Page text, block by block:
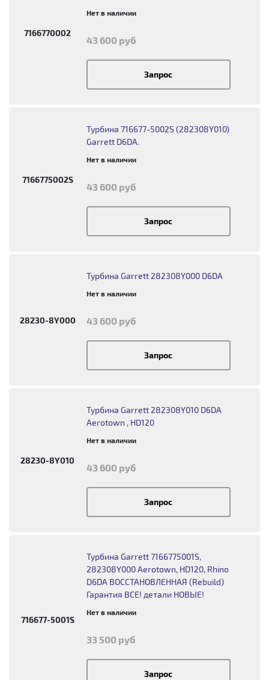
7166770002
Нет в наличии
43 600 руб
Запрос
7166775002S
Турбина 716677-5002S (282308Y010)
Garrett D6DA.
Нет в наличии
43 600 руб
Запрос
28230-8Y000
Турбина Garrett 282308Y000 D6DA
Нет в наличии
43 600 руб
Запрос
28230-8Y010
Турбина Garrett 282308Y010 D6DA
Aerotown , HD120
Нет в наличии
43 600 руб
Запрос
716677-5001S
Турбина Garrett 7166775001S,
282308Y000 Aerotown, HD120, Rhino
D6DA ВОССТАНОВЛЕННАЯ (Rebuild)
Гарантия ВСЕ! детали НОВЫЕ!
Нет в наличии
33 500 руб
Запрос